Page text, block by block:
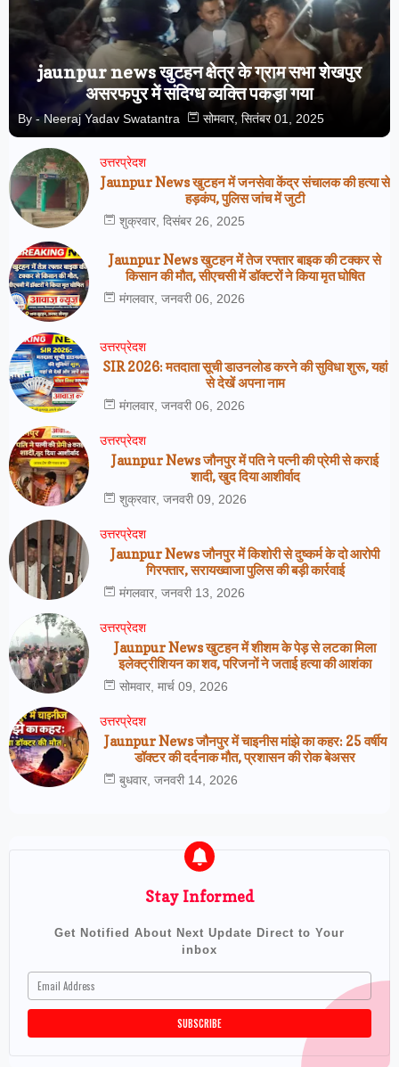
jaunpur news खुटहन क्षेत्र के ग्राम सभा शेखपुर
असरफपुर में संदिग्ध व्यक्ति पकड़ा गया
By - Neeraj Yadav Swatantra सोमवार, सितंबर 01, 2025
उत्तरप्रेदश
Jaunpur News खुटहन में जनसेवा केंद्र संचालक की हत्या से
हड़कंप, पुलिस जांच में जुटी
शुक्रवार, दिसंबर 26, 2025
Jaunpur News खुटहन में तेज रफ्तार बाइक की टक्कर से
किसान की मौत, सीएचसी में डॉक्टरों ने किया मृत घोषित
मंगलवार, जनवरी 06, 2026
उत्तरप्रेदश
SIR 2026: मतदाता सूची डाउनलोड करने की सुविधा शुरू, यहां
से देखें अपना नाम
मंगलवार, जनवरी 06, 2026
उत्तरप्रेदश
Jaunpur News जौनपुर में पति ने पत्नी की प्रेमी से कराई
शादी, खुद दिया आशीर्वाद
शुक्रवार, जनवरी 09, 2026
उत्तरप्रेदश
Jaunpur News जौनपुर में किशोरी से दुष्कर्म के दो आरोपी
गिरफ्तार, सरायख्वाजा पुलिस की बड़ी कार्रवाई
मंगलवार, जनवरी 13, 2026
उत्तरप्रेदश
Jaunpur News खुटहन में शीशम के पेड़ से लटका मिला
इलेक्ट्रीशियन का शव, परिजनों ने जताई हत्या की आशंका
सोमवार, मार्च 09, 2026
उत्तरप्रेदश
Jaunpur News जौनपुर में चाइनीस मांझे का कहर: 25 वर्षीय
डॉक्टर की दर्दनाक मौत, प्रशासन की रोक बेअसर
बुधवार, जनवरी 14, 2026
Stay Informed
Get Notified About Next Update Direct to Your
inbox